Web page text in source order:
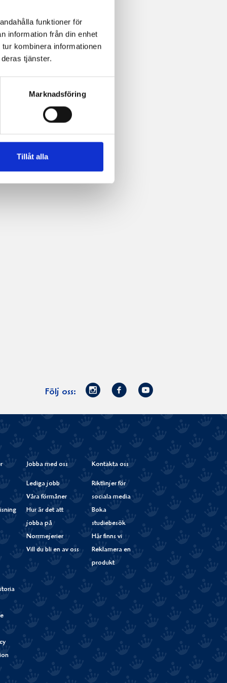
funktioner för
information från din enhet
kombinera informationen
tjänster.
Marknadsföring
Tillåt alla
Följ oss:
Norrmejerier
Instagram
Facebook
Youtube
Jobba med oss
Lediga jobb
Våra förmåner
Hur är det att
jobba på
Norrmejerier
Vill du bli en av oss
Kontakta oss
Riktlinjer för
sociala media
Boka
studiebesök
Här finns vi
Reklamera en
produkt